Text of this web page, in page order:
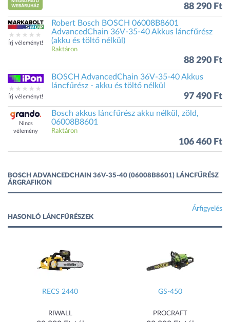
88 290 Ft
Írj véleményt!
Robert Bosch BOSCH 06008B8601
AdvancedChain 36V-35-40 Akkus láncfűrész
(akku és töltő nélkül)
Raktáron
88 290 Ft
Írj véleményt!
BOSCH AdvancedChain 36V-35-40 Akkus
láncfűrész - akku és töltő nélkül
97 490 Ft
Nincs
vélemény
Bosch akkus láncfűrész akku nélkül, zöld,
06008B8601
Raktáron
106 460 Ft
BOSCH ADVANCEDCHAIN 36V-35-40 (06008B8601) LÁNCFŰRÉSZ
ÁRGRAFIKON
Árfigyelés
HASONLÓ LÁNCFŰRÉSZEK
RECS 2440
RIWALL
GS-450
PROCRAFT